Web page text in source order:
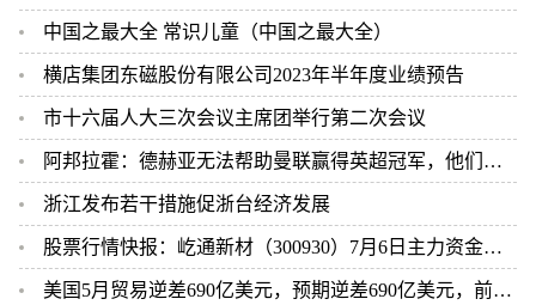
中国之最大全 常识儿童（中国之最大全）
横店集团东磁股份有限公司2023年半年度业绩预告
市十六届人大三次会议主席团举行第二次会议
阿邦拉霍：德赫亚无法帮助曼联赢得英超冠军，他们需要奥纳纳
浙江发布若干措施促浙台经济发展
股票行情快报：屹通新材（300930）7月6日主力资金净卖出377.99万元
美国5月贸易逆差690亿美元，预期逆差690亿美元，前值为逆差746亿美元